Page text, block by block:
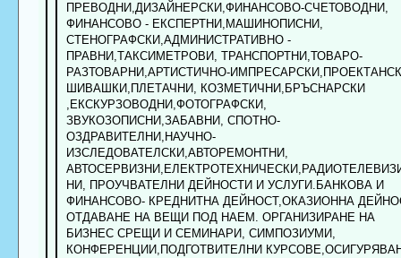
ПРЕВОДНИ,ДИЗАЙНЕРСКИ,ФИНАНСОВО-СЧЕТОВОДНИ,
ФИНАНСОВО - ЕКСПЕРТНИ,МАШИНОПИСНИ,
СТЕНОГРАФСКИ,АДМИНИСТРАТИВНО -
ПРАВНИ,ТАКСИМЕТРОВИ, ТРАНСПОРТНИ,ТОВАРО-
РАЗТОВАРНИ,АРТИСТИЧНО-
ШИВАШКИ,ПЛЕТАЧНИ, КОЗМЕТИЧНИ,БРЪСНАРСКИ
,ЕКСКУРЗОВОДНИ,ФОТОГРАФСКИ,
ЗВУКОЗОПИСНИ,ЗАБАВНИ, СПОТНО-
ОЗДРАВИТЕЛНИ,НАУЧНО-
ИЗСЛЕДОВАТЕЛСКИ,АВТОРЕМОНТНИ,
НИ, ПРОУЧВАТЕЛНИ ДЕЙНОСТИ И УСЛУГИ.БАНКОВА И
ФИНАНСОВО- КРЕДНИТНА ДЕЙНОСТ,ОКАЗИОННА
ОТДАВАНЕ НА ВЕЩИ ПОД НАЕМ. ОРГАНИЗИРАНЕ НА
БИЗНЕС СРЕЩИ И СЕМИНАРИ, СИМПОЗИУМИ,
КОНФЕРЕНЦИИ,ПОДГОТВИТЕЛНИ